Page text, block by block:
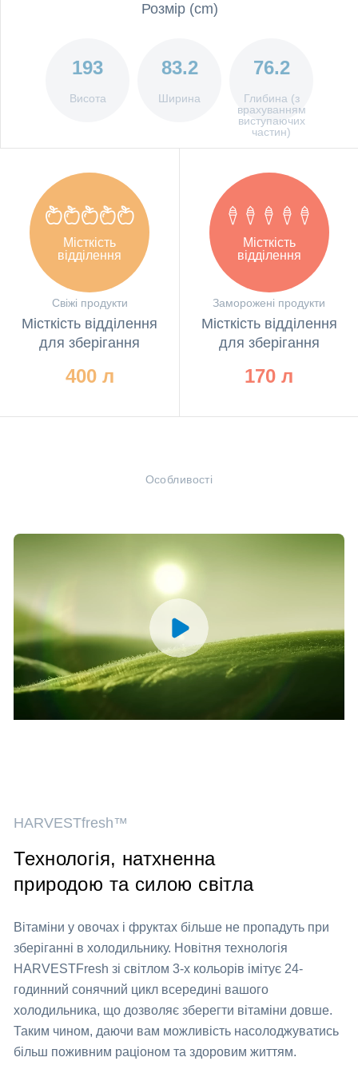
Розмір (cm)
193
Висота
83.2
Ширина
76.2
Глибина (з
врахуванням
виступаючих
частин)
Місткість
відділення
зберігання
Свіжі продукти
Місткість відділення
для зберігання
400 л
Місткість
відділення
зберігання
Заморожені продукти
Місткість відділення
для зберігання
170 л
Особливості
HARVESTfresh™
Технологія, натхненна
природою та силою світла
Вітаміни у овочах і фруктах більше не пропадуть при
зберіганні в холодильнику. Новітня технологія
HARVESTFresh зі світлом 3-х кольорів імітує 24-
годинний сонячний цикл всередині вашого
холодильника, що дозволяє зберегти вітаміни довше.
Таким чином, даючи вам можливість насолоджуватись
більш поживним раціоном та здоровим життям.